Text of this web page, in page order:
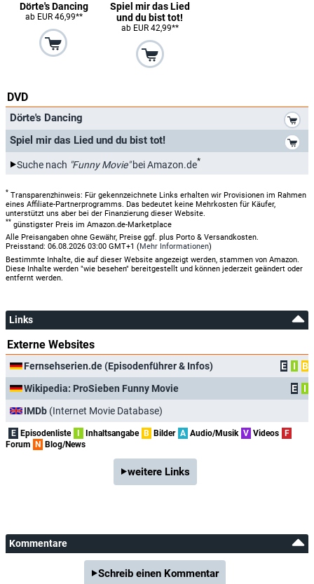
Dörte's Dancing
ab EUR 46,99**
Spiel mir das Lied
und du bist tot!
ab EUR 42,99**
DVD
Dörte's Dancing
Spiel mir das Lied und du bist tot!
Suche nach "Funny Movie"bei Amazon.de*
* Transparenzhinweis: Für gekennzeichnete Links erhalten wir Provisionen im Rahmen
eines Affiliate-Partnerprogramms. Das bedeutet keine Mehrkosten für Käufer,
unterstützt uns aber bei der Finanzierung dieser Website.
** günstigster Preis im Amazon.de-Marketplace
Alle Preisangaben ohne Gewähr, Preise ggf. plus Porto & Versandkosten.
Preisstand: 06.08.2026 03:00 GMT+1 (Mehr Informationen)
Bestimmte Inhalte, die auf dieser Website angezeigt werden, stammen von Amazon.
Diese Inhalte werden "wie besehen" bereitgestellt und können jederzeit geändert oder
entfernt werden.
Links
Externe Websites
Fernsehserien.de (Episodenführer & Infos) E I
B
Wikipedia: ProSieben Funny Movie
E
I
IMDb (Internet Movie Database)
E Episodenliste Inhaltsangabe B Bilder A Audio/Musik V Videos
F
Forum
N Blog/News
weitere Links
Kommentare
Schreib einen Kommentar